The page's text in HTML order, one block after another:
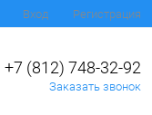
Вход Регистрация
+7 (812) 748-32-92
Заказать звонок